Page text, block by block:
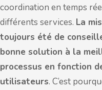
coordination en temps
différents services. La
toujours été de
bonne solution à la
processus en fonction
utilisateurs. C’est